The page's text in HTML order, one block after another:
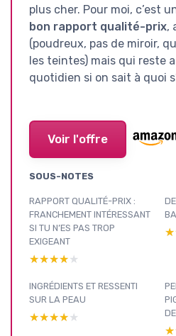
plus cher. Pour moi, c’est
bon rapport qualité-prix,
(poudreux, pas de miroir,
les teintes) mais qui reste
quotidien si on sait à quoi
Voir l'offre
SOUS-NOTES
RAPPORT QUALITÉ-PRIX :
FRANCHEMENT INTÉRESSANT
SI TU N’ES PAS TROP
EXIGEANT
★★★★★
★★★★★
INGRÉDIENTS ET RESSENTI
SUR LA PEAU
★★★★★
★★★★★